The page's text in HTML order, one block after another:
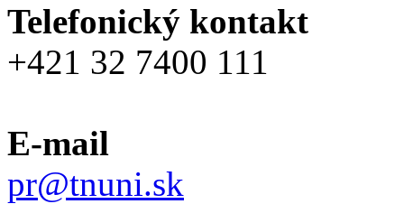
Telefonický kontakt
+421 32 7400 111
E-mail
pr@tnuni.sk